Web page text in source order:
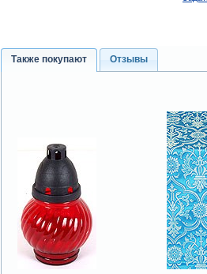
Также покупают Отзывы